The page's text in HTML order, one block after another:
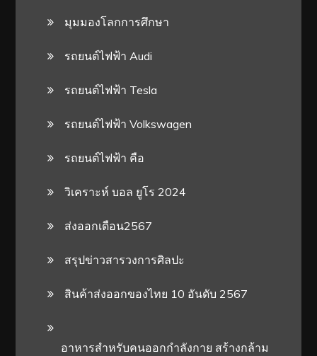
มุมมองโลกการศึกษา
รถยนต์ไฟฟ้า Audi
รถยนต์ไฟฟ้า Tesla
รถยนต์ไฟฟ้า Volkswagen
รถยนต์ไฟฟ้า คือ
วิเคราะห์ บอล ยูโร 2024
ส่งออกเดือน2567
สรุปข่าวสารวงการศิลปะ
สินค้าส่งออกของไทย 10 อันดับ 2567
อาหารสําหรับคนออกกําลังกาย สร้างกล้าม